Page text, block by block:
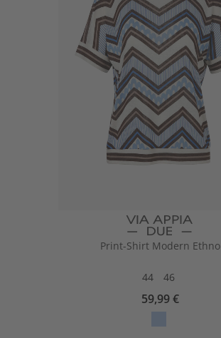
Print-Shirt Modern Ethno
44 46
59,99 €